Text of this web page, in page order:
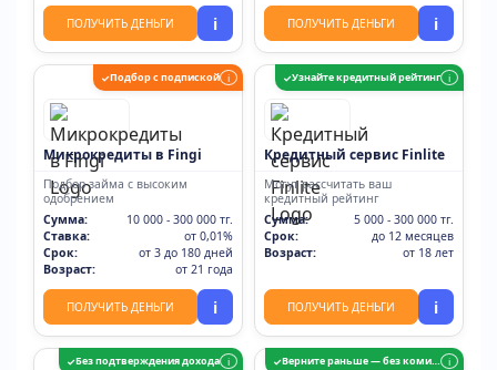
ПОЛУЧИТЬ ДЕНЬГИ i ПОЛУЧИТЬ ДЕНЬГИ i
✓Подбор с подпиской i
Микрокредиты в Fingi
Подбор займа с высоким
одобрением
Сумма:
10 000 - 300 000 тг.
Ставка:
от 0,01%
Срок:
от 3 до 180 дней
Возраст:
от 21 года
ПОЛУЧИТЬ ДЕНЬГИ i
✓Узнайте кредитный рейтинг i
Кредитный сервис Finlite
Могут рассчитать ваш
кредитный рейтинг
Сумма:
5 000 - 300 000 тг.
Срок:
до 12 месяцев
Возраст:
от 18 лет
ПОЛУЧИТЬ ДЕНЬГИ i
✓Без подтверждения дохода i ✓ Верните раньше — без комиссии i